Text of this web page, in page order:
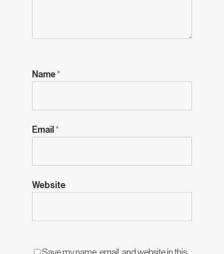
Name*
Email *
Website